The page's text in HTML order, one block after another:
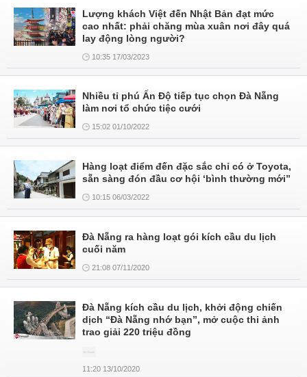
Lượng khách Việt đến Nhật Bản đạt mức
cao nhất: phải chăng mùa xuân nơi đây quá
lay động lòng người?
10:35 17/03/2023
Nhiều tỉ phú Ấn Độ tiếp tục chọn Đà Nẵng
làm nơi tổ chức tiệc cưới
15:02 01/10/2022
Hàng loạt điểm đến đặc sắc chỉ có ở Toyota,
sẵn sàng đón đầu cơ hội ‘bình thường mới”
10:15 06/03/2022
Đà Nẵng ra hàng loạt gói kích cầu du lịch
cuối năm
21:08 07/11/2020
Đà Nẵng kích cầu du lịch, khởi động chiến
dịch “Đà Nẵng nhớ bạn”, mở cuộc thi ảnh
trao giải 220 triệu đồng
11:20 13/10/2020